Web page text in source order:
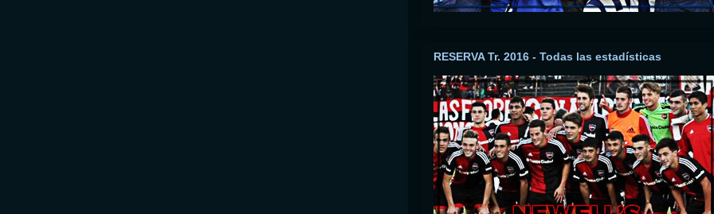
RESERVA Tr. 2016 - Todas las estadísticas